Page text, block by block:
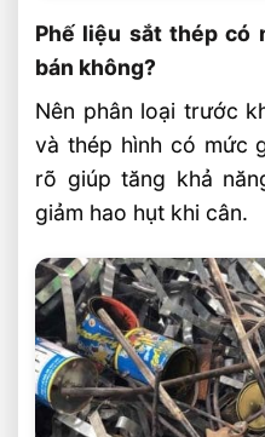
Phế liệu sắt thép có
bán không?
Nên phân loại trước
và thép hình có mức
rõ giúp tăng khả
giảm hao hụt khi cân.